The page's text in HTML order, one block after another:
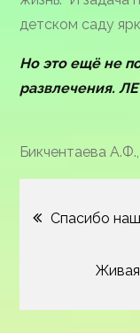
детском саду
Но это ещё не
развлечения.
Бикчентаева
Спасибо